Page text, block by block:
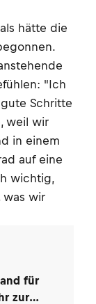
hätte die
"Ich
Schritte
weil wir
in einem
auf eine
wichtig,
was wir
für
zur